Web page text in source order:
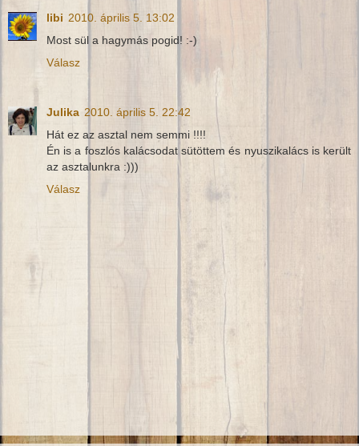
libi 2010. április 5. 13:02
Most sül a hagymás pogid! :-)
Válasz
Julika 2010. április 5. 22:42
Hát ez az asztal nem semmi !!!!
Én is a foszlós kalácsodat sütöttem és nyuszikalács is került
az asztalunkra :)))
Válasz